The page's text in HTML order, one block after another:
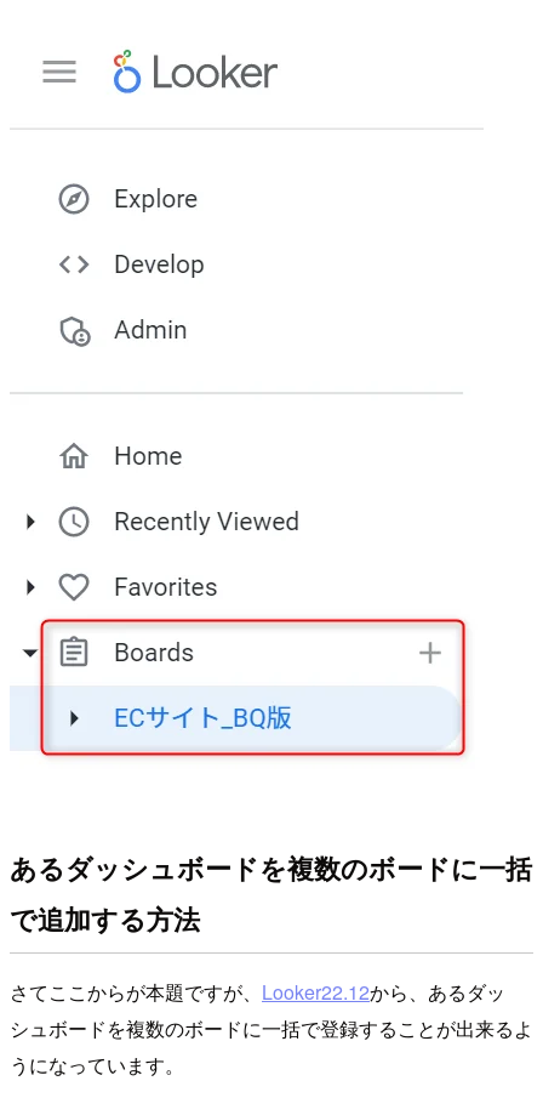
あるダッシュボードを複数のボードに一括
で追加する方法
さてここからが本題ですが、 Looker22.12から、あるダッ
シュボードを複数のボードに一括で登録することが出来るよ
うになっています。